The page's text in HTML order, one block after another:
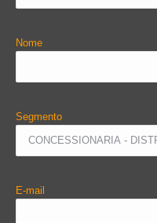
Nome
Segmento
E-mail